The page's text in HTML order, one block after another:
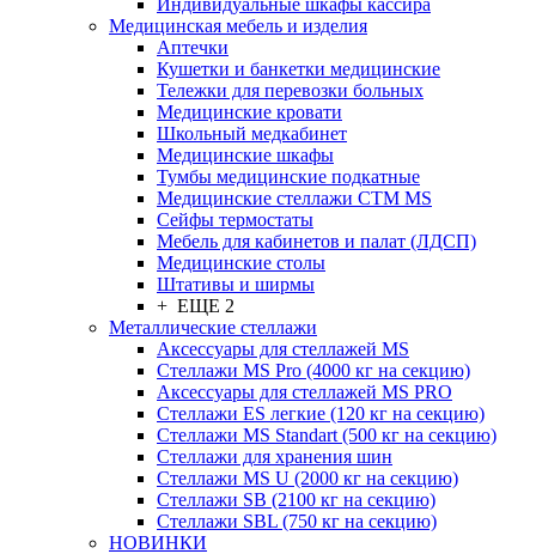
Индивидуальные шкафы кассира
Медицинская мебель и изделия
Аптечки
Кушетки и банкетки медицинские
Тележки для перевозки больных
Медицинские кровати
Школьный медкабинет
Медицинские шкафы
Тумбы медицинские подкатные
Медицинские стеллажи CTM MS
Сейфы термостаты
Мебель для кабинетов и палат (ЛДСП)
Медицинские столы
Штативы и ширмы
+ ЕЩЕ 2
Металлические стеллажи
Аксессуары для стеллажей MS
Стеллажи MS Pro (4000 кг на секцию)
Аксессуары для стеллажей MS PRO
Стеллажи ES легкие (120 кг на секцию)
Стеллажи MS Standart (500 кг на секцию)
Стеллажи для хранения шин
Стеллажи MS U (2000 кг на секцию)
Стеллажи SB (2100 кг на секцию)
Стеллажи SBL (750 кг на секцию)
НОВИНКИ